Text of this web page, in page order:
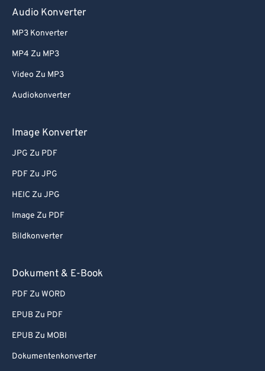
Audio Konverter
MP3 Konverter
MP4 Zu MP3
Video Zu MP3
Audiokonverter
Image Konverter
JPG Zu PDF
PDF Zu JPG
HEIC Zu JPG
Image Zu PDF
Bildkonverter
Dokument & E-Book
PDF Zu WORD
EPUB Zu PDF
EPUB Zu MOBI
Dokumentenkonverter